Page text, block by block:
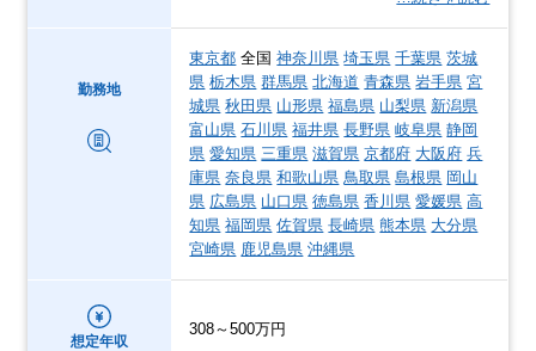
勤務地
東京都 全国神奈川県 埼玉県 千葉県 茨城
県 栃木県 群馬県 北海道 青森県 岩手県 宮
城県 秋田県 山形県 福島県 山梨県 新潟県
富山県 石川県 福井県 長野県 岐阜県 静岡
県 愛知県 三重県 滋賀県 京都府 大阪府 兵
庫県 奈良県 和歌山県 鳥取県 島根県 岡山
県 広島県 山口県 徳島県 香川県 愛媛県 高
知県 福岡県 佐賀県 長崎県 熊本県 大分県
宮崎県 鹿児島県 沖縄県
想定年収
308～500万円